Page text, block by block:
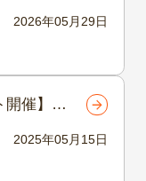
2026年05月29日
分かる外
築20年
増える時
2025年05月15日
開催】中
🎉ご来